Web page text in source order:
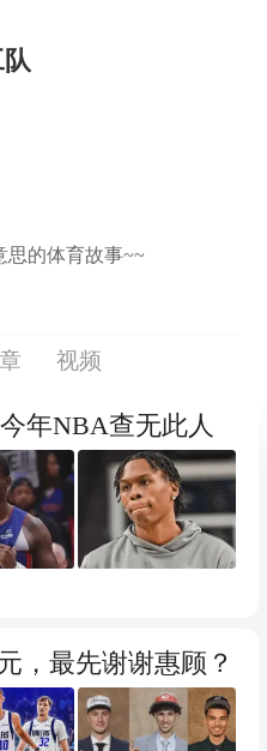
思的体育故事~~
视频
年NBA查无此人
，最先谢谢惠顾？